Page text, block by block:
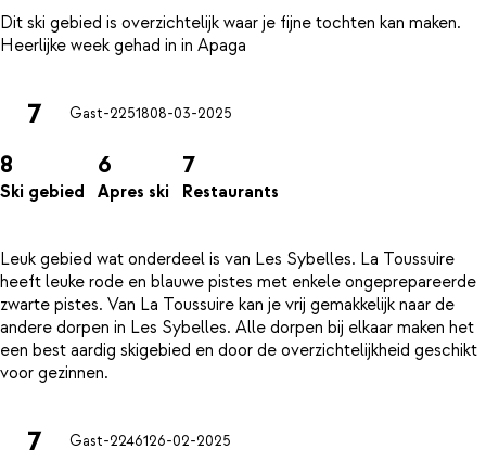
Dit ski gebied is overzichtelijk waar je fijne tochten kan maken.
7 Gast-2251808-03-2025
8
Ski gebied
6
Apres ski
7
Restaurants
Leuk gebied wat onderdeel is van Les Sybelles. La Toussuire
heeft leuke rode en blauwe pistes met enkele ongeprepareerde
zwarte pistes. Van La Toussuire kan je vrij gemakkelijk naar de
andere dorpen in Les Sybelles. Alle dorpen bij elkaar maken het
een best aardig skigebied en door de overzichtelijkheid geschikt
7 Gast-2246126-02-2025